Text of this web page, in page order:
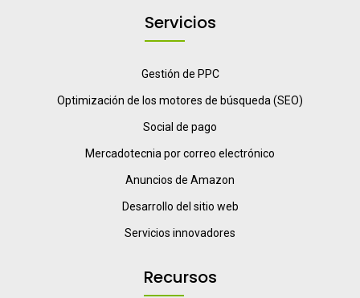
Servicios
Gestión de PPC
Optimización de los motores de búsqueda (SEO)
Social de pago
Mercadotecnia por correo electrónico
Anuncios de Amazon
Desarrollo del sitio web
Servicios innovadores
Recursos